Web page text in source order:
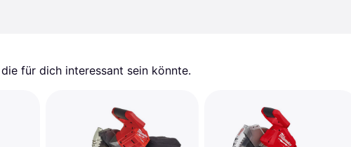
für dich interessant sein könnte.